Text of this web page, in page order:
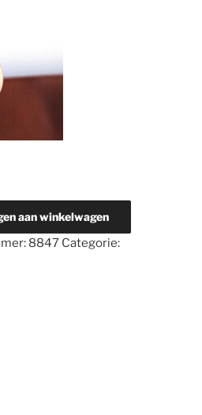
aan winkelwagen
8847 Categorie: